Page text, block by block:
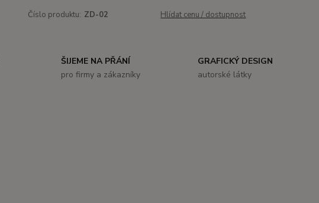
Číslo produktu: ZD-02 Hlídat cenu / dostupnost
ŠIJEME NA PŘÁNÍ
pro firmy a zákazníky
GRAFICKÝ DESIGN
autorské látky